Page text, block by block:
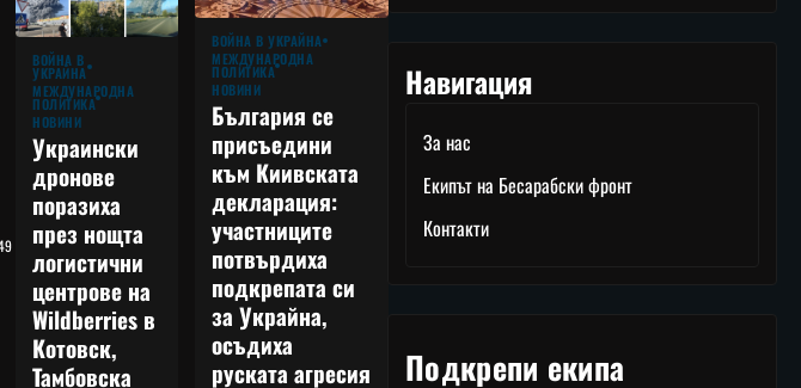
ВОЙНА В
УКРАЙНА
МЕЖДУНАРОДНА
ПОЛИТИКА
НОВИНИ
Украински
дронове
поразиха
през нощта
логистични
центрове на
Wildberries в
Котовск,
Тамбовска
ВОЙНА В УКРАЙНА
МЕЖДУНАРОДНА
ПОЛИТИКА
НОВИНИ
България се
присъедини
към Киивската
декларация:
участниците
потвърдиха
подкрепата си
за Украйна,
осъдиха
руската агресия
Навигация
За нас
Екипът на Бесарабски фронт
Контакти
Подкрепи екипа